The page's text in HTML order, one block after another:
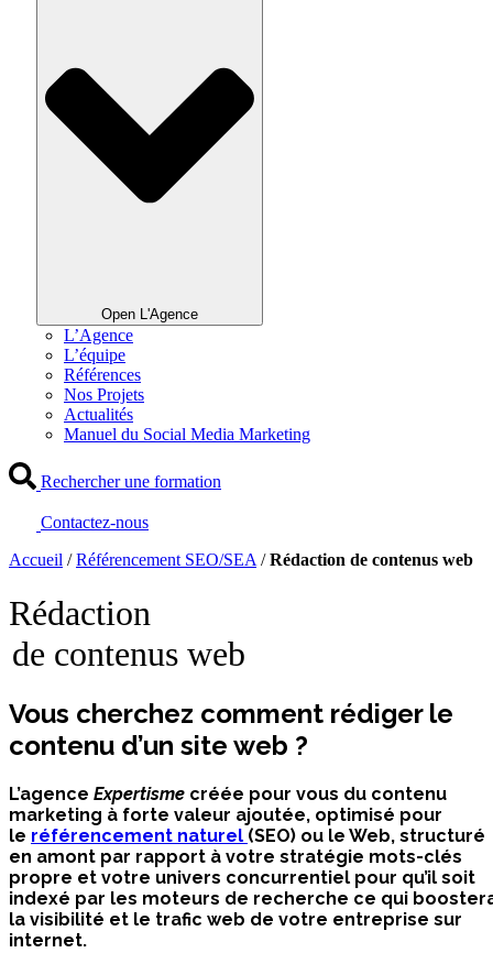
Open L'Agence
L’Agence
L’équipe
Références
Nos Projets
Actualités
Manuel du Social Media Marketing
Rechercher une formation
Contactez-nous
Accueil /Référencement SEO/SEA /Rédaction de contenus web
Rédaction
de contenus web
Vous cherchez comment rédiger le
contenu d’un site web ?
L’agence Expertisme créée pour vous du contenu
marketing à forte valeur ajoutée, optimisé pour
le référencement naturel (SEO) ou le Web, structuré
en amont par rapport à votre stratégie mots-clés
propre et votre univers concurrentiel pour qu’il soit
indexé par les moteurs de recherche ce qui
la visibilité et le trafic web de votre entreprise sur
internet.